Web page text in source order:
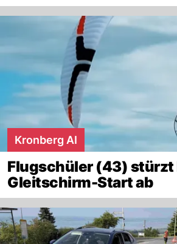
Kronberg AI
Flugschüler (43) stürzt
Gleitschirm-Start ab